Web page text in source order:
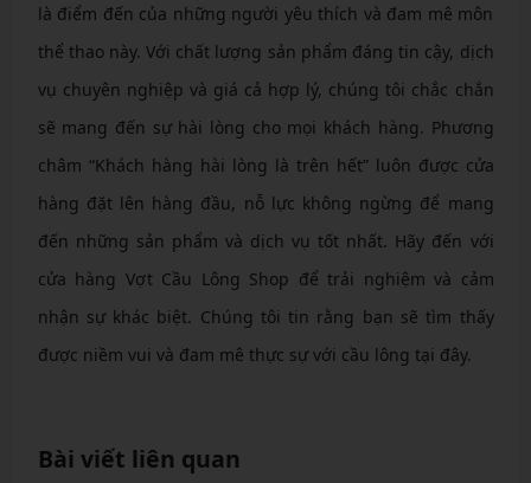
là điểm đến của những người yêu thích và đam mê môn
thể thao này. Với chất lượng sản phẩm đáng tin cậy, dịch
vụ chuyên nghiệp và giá cả hợp lý, chúng tôi chắc chắn
sẽ mang đến sự hài lòng cho mọi khách hàng. Phương
châm “Khách hàng hài lòng là trên hết” luôn được cửa
hàng đặt lên hàng đầu, nỗ lực không ngừng để mang
đến những sản phẩm và dịch vụ tốt nhất. Hãy đến với
cửa hàng Vợt Cầu Lông Shop để trải nghiệm và cảm
nhận sự khác biệt. Chúng tôi tin rằng bạn sẽ tìm thấy
được niềm vui và đam mê thực sự với cầu lông tại đây.
Bài viết liên quan